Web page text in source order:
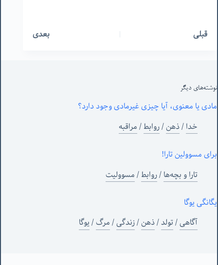
قبلی بعدی
نوشته‌های‌ دیگر
مادی یا معنوی، آیا چیزی غیرمادی وجود دارد؟
خدا/ذهن/روابط/مراقبه
برای مسوولین تارا!
تارا و بچه‌ها/روابط/مسوولیت
یگانگی یوگا
آگاهی/تولد/ذهن/زندگی/مرگ/یوگا